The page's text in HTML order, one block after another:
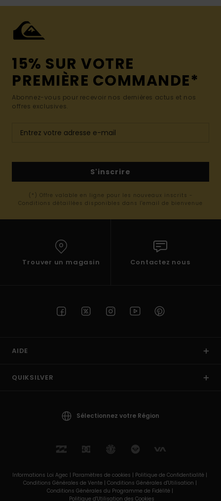
15% SUR VOTRE
PREMIÈRE COMMANDE*
Abonnez-vous pour recevoir nos dernières actus et nos
offres exclusives.
S'inscrire
(*) Offre valable en ligne pour les nouveaux inscrits -
Conditions détaillées disponibles dans l'email de bienvenue
Trouver un magasin Contactez nous
AIDE
QUIKSILVER
Sélectionnez votre Région
Informations Loi Agec | Paramètres de cookies | Politique de Confidentialité |
Conditions Générales de Vente | Conditions Générales d'Utilisation |
Conditions Générales du Programme de Fidélité |
Politique d'Utilisation des Cookies